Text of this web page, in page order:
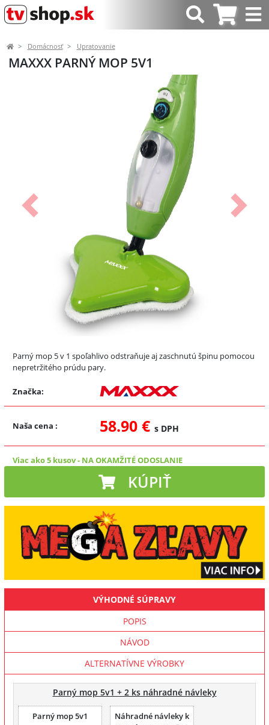
Domácnosť Upratovanie
MAXXX PARNÝ MOP 5V1
Predchádzajúci Ďalší
Parný mop 5 v 1 spoľahlivo odstraňuje aj zaschnutú špinu pomocou
nepretržitého prúdu pary.
Značka:
Naša cena : 58.90 € s DPH
Viac ako 5 kusov- NA OKAMŽITÉ ODOSLANIE
KÚPIŤ
VÝHODNÉ SÚPRAVY
POPIS
NÁVOD
ALTERNATÍVNE VÝROBKY
Parný mop 5v1 + 2 ks náhradné návleky
Parný mop 5v1
Náhradné návleky k